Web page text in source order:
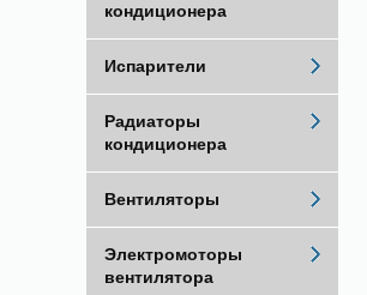
кондиционера
Испарители
Радиаторы
кондиционера
Вентиляторы
Электромоторы
вентилятора